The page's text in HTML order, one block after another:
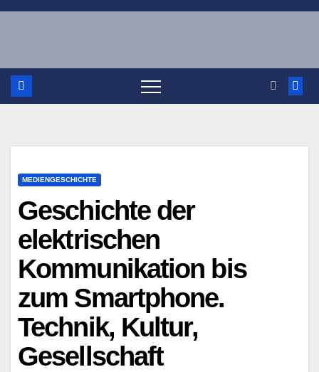
Zum
MEDIENGESCHICHTE
Geschichte der
elektrischen
Kommunikation bis
zum Smartphone.
Technik, Kultur,
Gesellschaft